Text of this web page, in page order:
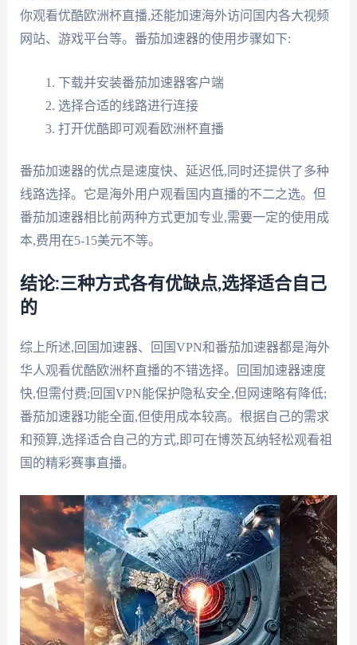
你观看优酷欧洲杯直播,还能加速海外访问国内各大视频
网站、游戏平台等。番茄加速器的使用步骤如下:
下载并安装番茄加速器客户端
选择合适的线路进行连接
打开优酷即可观看欧洲杯直播
番茄加速器的优点是速度快、延迟低,同时还提供了多种
线路选择。它是海外用户观看国内直播的不二之选。但
番茄加速器相比前两种方式更加专业,需要一定的使用成
本,费用在5-15美元不等。
结论:三种方式各有优缺点,选择适合自己
的
综上所述,回国加速器、回国VPN和番茄加速器都是海外
华人观看优酷欧洲杯直播的不错选择。回国加速器速度
快,但需付费;回国VPN能保护隐私安全,但网速略有降低;
番茄加速器功能全面,但使用成本较高。根据自己的需求
和预算,选择适合自己的方式,即可在博茨瓦纳轻松观看祖
国的精彩赛事直播。